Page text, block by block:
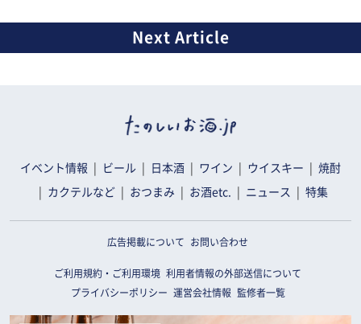
イベント情報 ビール 日本酒 ワイン ウイスキー 焼酎
カクテルなど おつまみ お酒etc. ニュース 特集
広告掲載について お問い合わせ
ご利用規約・ご利用環境 利用者情報の外部送信について
プライバシーポリシー
運営会社情報 監修者一覧